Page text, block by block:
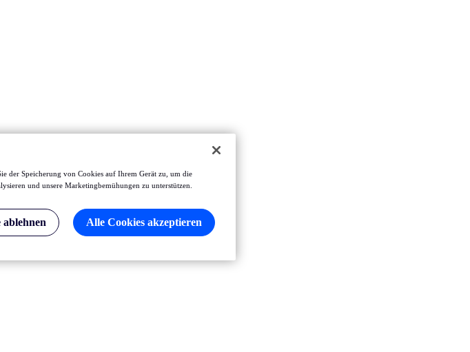
der Speicherung von Cookies auf Ihrem Gerät zu, um die
und unsere Marketingbemühungen zu unterstützen.
ablehnen Alle Cookies akzeptieren